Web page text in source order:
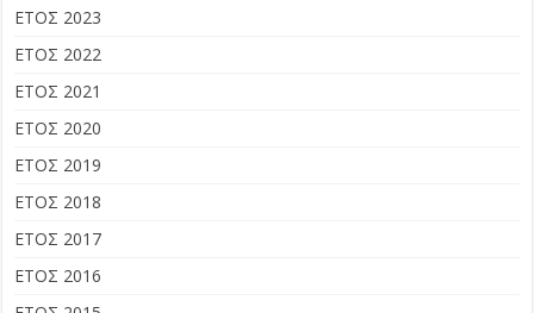
ΕΤΟΣ 2023
ΕΤΟΣ 2022
ΕΤΟΣ 2021
ΕΤΟΣ 2020
ΕΤΟΣ 2019
ΕΤΟΣ 2018
ΕΤΟΣ 2017
ΕΤΟΣ 2016